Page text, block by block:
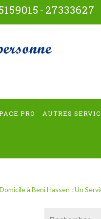
- 27333627
PRO AUTRES
à Beni Hassen : Un